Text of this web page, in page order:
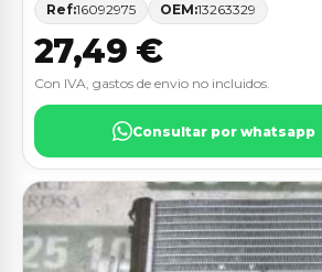
Ref:16092975 OEM:13263329
27,49 €
Con IVA, gastos de envio no incluidos.
Consultar por whatsapp